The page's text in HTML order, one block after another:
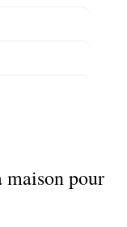
maison pour